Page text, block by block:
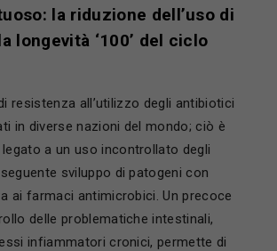
la riduzione dell’uso di
longevità ‘100’ del ciclo
resistenza all’utilizzo degli antibiotici
in diverse nazioni del mondo; ciò è
a un uso incontrollato degli
sviluppo di patogeni con
ai farmaci antimicrobici. Un precoce
delle problematiche intestinali,
infiammatori cronici, permette di